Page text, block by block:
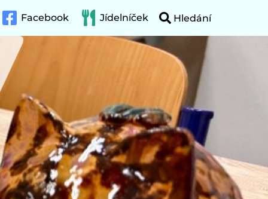
Facebook Jídelníček